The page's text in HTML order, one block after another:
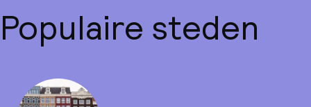
Populaire steden